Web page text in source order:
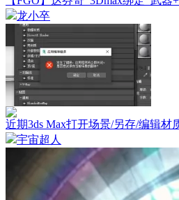
龙小卒
近期3ds Max打开场景/另存/编辑材
宇宙超人